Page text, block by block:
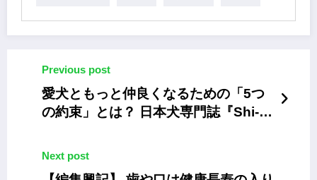
Previous post
愛犬ともっと仲良くなるための「5つ
の約束」とは？ 日本犬専門誌『Shi-
Next post